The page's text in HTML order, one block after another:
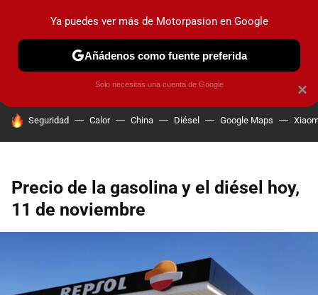
PRUEBAS COCHES ELÉCTRICOS OBSERVATORIO
HOY SE HABLA DE
Seguridad Calor China Diésel Google Maps
Precio de la gasolina y el diésel hoy,
11 de noviembre
×
Ya puedes ver más de Motorpasion en Google
Añádenos como fuente preferida
Solo necesitas una cuenta de Google